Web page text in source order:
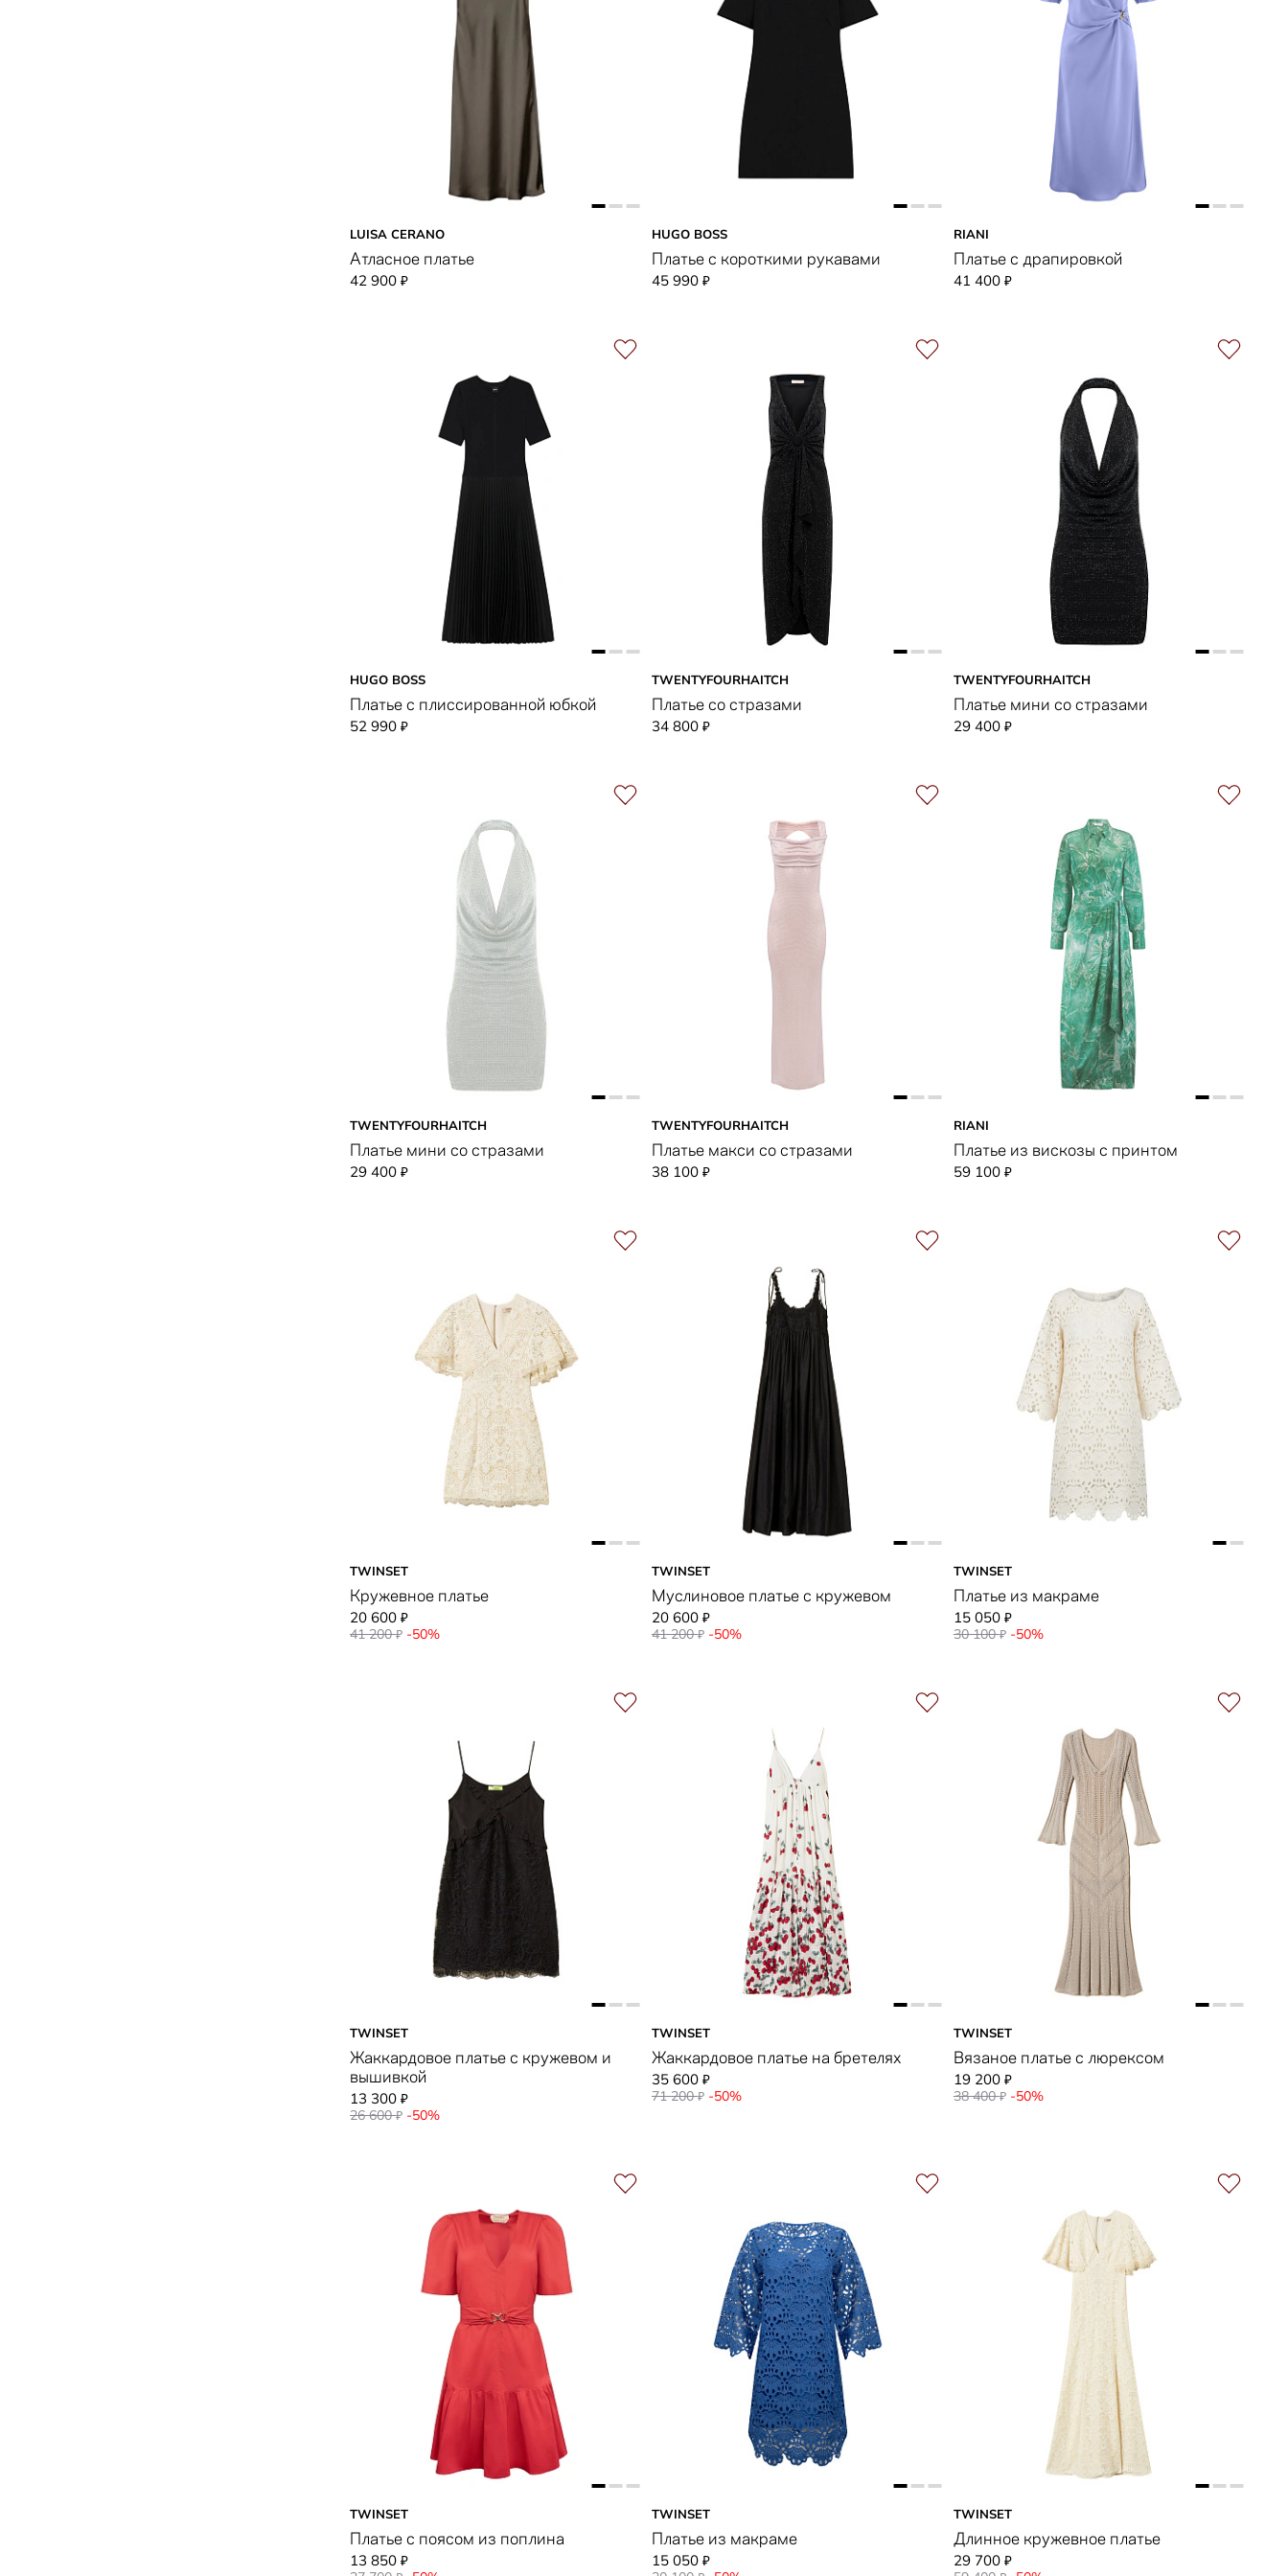
LUISA CERANO
Атласное платье
42 900 ₽
HUGO BOSS
Платье с короткими рукавами
45 990 ₽
RIANI
Платье с драпировкой
41 400 ₽
HUGO BOSS
Платье с плиссированной юбкой
52 990 ₽
TWENTYFOURHAITCH
Платье со стразами
34 800 ₽
TWENTYFOURHAITCH
Платье мини со стразами
29 400 ₽
TWENTYFOURHAITCH
Платье мини со стразами
29 400 ₽
TWENTYFOURHAITCH
Платье макси со стразами
38 100 ₽
RIANI
Платье из вискозы с принтом
59 100 ₽
TWINSET
Кружевное платье
20 600 ₽
41 200₽ -50%
TWINSET
Муслиновое платье с кружевом
20 600 ₽
41 200₽ -50%
TWINSET
Платье из макраме
15 050 ₽
30 100₽ -50%
TWINSET
Жаккардовое платье с кружевом и
вышивкой
13 300 ₽
26 600₽ -50%
TWINSET
Жаккардовое платье на бретелях
35 600 ₽
71 200₽ -50%
TWINSET
Вязаное платье с люрексом
19 200 ₽
38 400₽ -50%
TWINSET
Платье с поясом из поплина
13 850 ₽
TWINSET
Платье из макраме
15 050 ₽
TWINSET
Длинное кружевное платье
29 700 ₽